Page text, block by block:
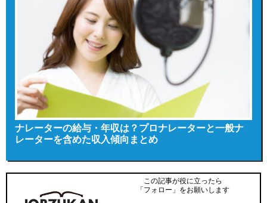
ナレーターの給与・年収は？プロナレーターと一般ナ
レーターを含めた収入傾向まとめ
この記事が役に立ったら
「フォロー」をお願いします